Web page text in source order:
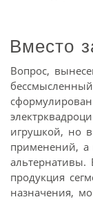
Вместо
Вопрос,
игрушкой, но
применений, а
альтернативы.
продукция
назначения,